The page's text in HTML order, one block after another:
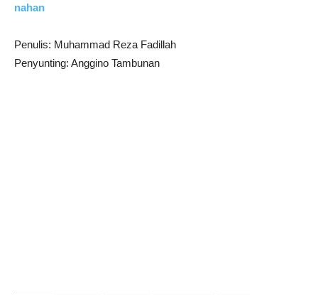
nahan
Penulis: Muhammad Reza Fadillah
Penyunting: Anggino Tambunan